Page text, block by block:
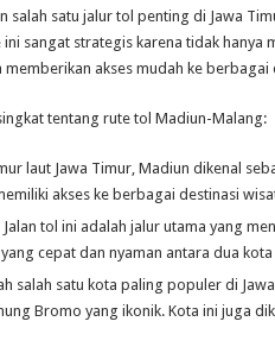
salah satu jalur tol penting di Jawa
ini sangat strategis karena tidak hanya
akses mudah ke berbagai
tentang rute tol Madiun-Malang:
laut Jawa Timur, Madiun dikenal
akses ke berbagai destinasi
Jalan tol ini adalah jalur utama yang
cepat dan nyaman antara dua kota
salah satu kota paling populer di
Bromo yang ikonik. Kota ini juga